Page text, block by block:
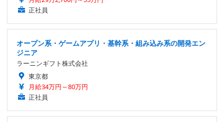
正社員
オープン系・ゲームアプリ・基幹系・組み込み系の開発エン
ジニア
ラーニンギフト株式会社
東京都
月給34万円～80万円
正社員